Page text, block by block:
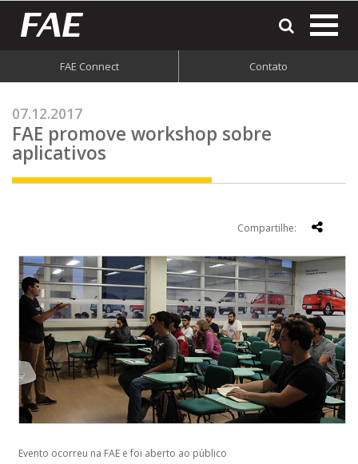
FAE Connect Contato
07.12.2017
FAE promove workshop sobre
aplicativos
Compartilhe:
Evento ocorreu na FAE e foi aberto ao público